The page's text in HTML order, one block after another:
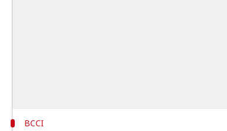
BCCI